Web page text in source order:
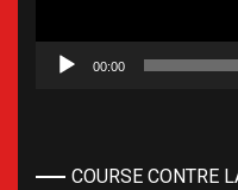
00:00
COURSE CONTRE